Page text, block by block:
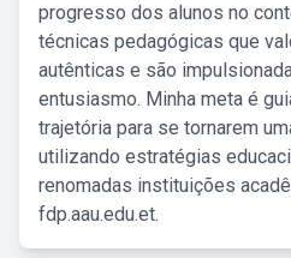
progresso dos alunos no
técnicas pedagógicas que
autênticas e são
entusiasmo. Minha meta é
trajetória para se tornarem
utilizando estratégias
renomadas instituições
fdp.aau.edu.et.